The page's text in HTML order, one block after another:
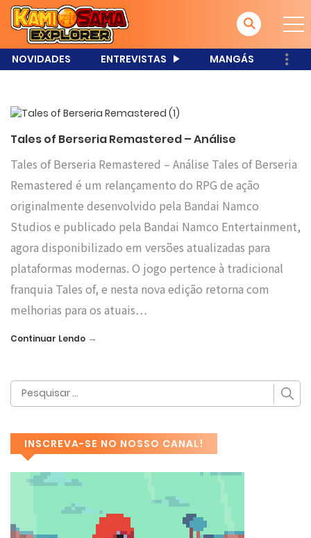
NOVIDADES ENTREVISTAS MANGÁS
Tales of Berseria Remastered – Análise
Tales of Berseria Remastered – Análise Tales of Berseria
Remastered é um relançamento do RPG de ação
originalmente desenvolvido pela Bandai Namco
Studios e publicado pela Bandai Namco Entertainment,
agora disponibilizado em versões atualizadas para
plataformas modernas. O jogo pertence à tradicional
franquia Tales of, e nesta nova edição retorna com
melhorias para os atuais…
Continuar Lendo →
INSCREVA-SE NO NOSSO CANAL!